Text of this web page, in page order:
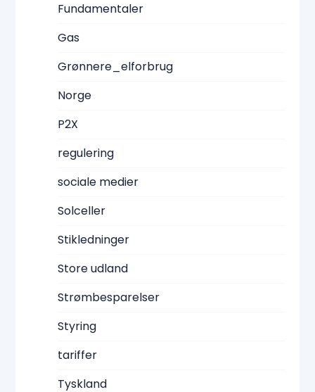
Fundamentaler
Gas
Grønnere_elforbrug
Norge
P2X
regulering
sociale medier
Solceller
Stikledninger
Store udland
Strømbesparelser
Styring
tariffer
Tyskland